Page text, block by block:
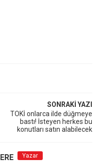
SONRAKI YAZI
TOKİ onlarca ilde düğmeye
bastı! İsteyen herkes bu
konutları satın alabilecek
Yazar